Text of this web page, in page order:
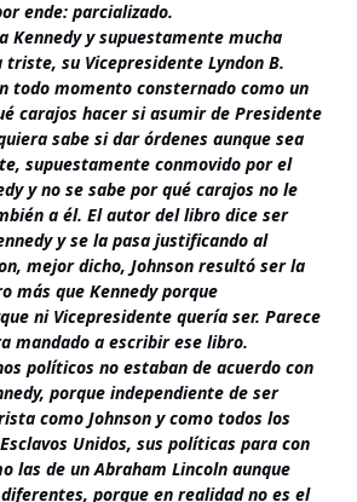
ende: parcializado.
Kennedy y supuestamente mucha
su Vicepresidente Lyndon B.
todo momento consternado como un
carajos hacer si asumir de Presidente
sabe si dar órdenes aunque sea
supuestamente conmovido por el
y no se sabe por qué carajos no le
a él. El autor del libro dice ser
y se la pasa justificando al
mejor dicho, Johnson resultó ser la
más que Kennedy porque
ni Vicepresidente quería ser. Parece
mandado a escribir ese libro.
políticos no estaban de acuerdo con
porque independiente de ser
como Johnson y como todos los
Unidos, sus políticas para con
las de un Abraham Lincoln aunque
porque en realidad no es el